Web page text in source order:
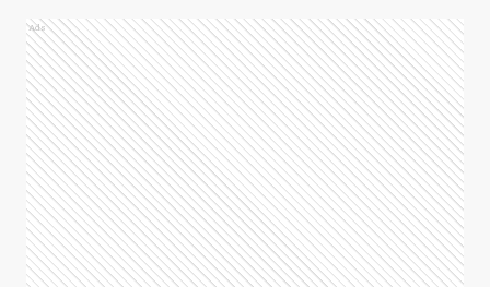
Ads